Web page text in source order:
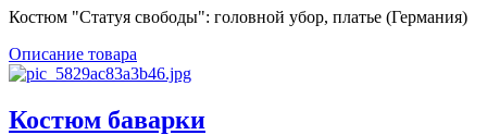
Костюм "Статуя свободы": головной убор, платье (Германия)
Описание товара
Костюм баварки